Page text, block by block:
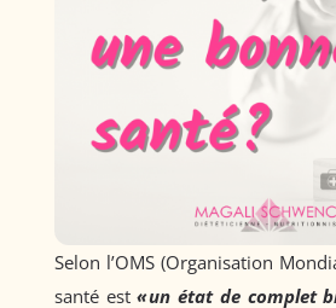
Selon l’OMS (Organisation
santé est« un état de complet